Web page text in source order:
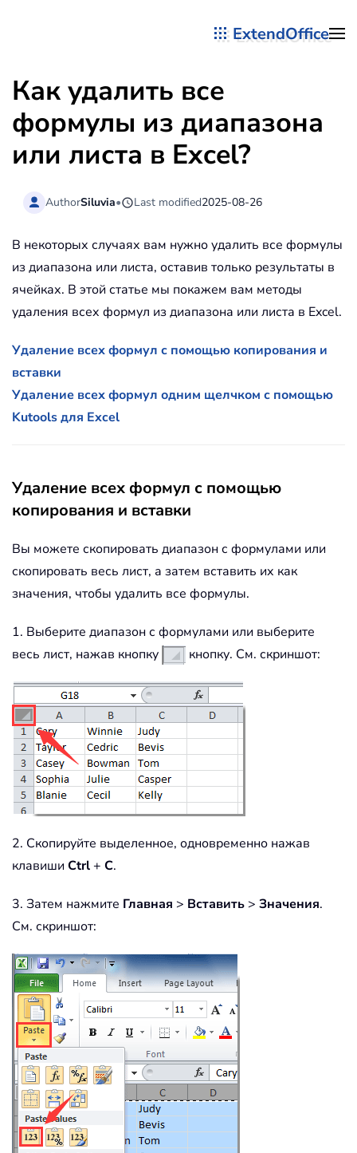
ExtendOffice
Как удалить все
формулы из диапазона
или листа в Excel?
AuthorSiluvia• Last modified2025-08-26
В некоторых случаях вам нужно удалить все формулы
из диапазона или листа, оставив только результаты в
ячейках. В этой статье мы покажем вам методы
удаления всех формул из диапазона или листа в Excel.
Удаление всех формул с помощью копирования и
вставки
Удаление всех формул одним щелчком с помощью
Kutools для Excel
Удаление всех формул с помощью
копирования и вставки
Вы можете скопировать диапазон с формулами или
скопировать весь лист, а затем вставить их как
значения, чтобы удалить все формулы.
1. Выберите диапазон с формулами или выберите
весь лист, нажав кнопку
кнопку. См. скриншот:
2. Скопируйте выделенное, одновременно нажав
клавиши Ctrl+ C.
3. Затем нажмите Главная > Вставить > Значения.
См. скриншот: